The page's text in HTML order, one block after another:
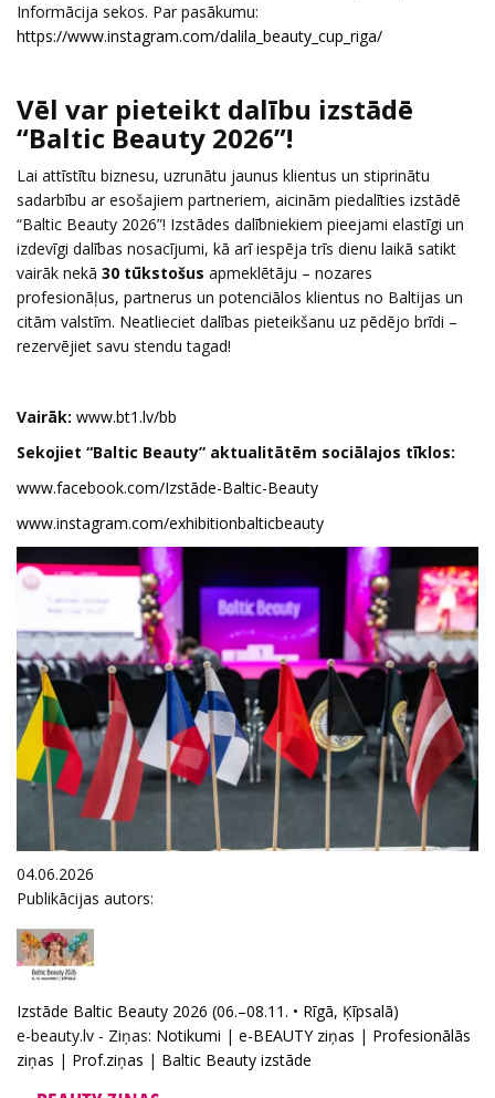
Informācija sekos. Par pasākumu:
https://www.instagram.com/dalila_beauty_cup_riga/
Vēl var pieteikt dalību izstādē
“Baltic Beauty 2026”!
Lai attīstītu biznesu, uzrunātu jaunus klientus un stiprinātu
sadarbību ar esošajiem partneriem, aicinām piedalīties izstādē
“Baltic Beauty 2026”! Izstādes dalībniekiem pieejami elastīgi un
izdevīgi dalības nosacījumi, kā arī iespēja trīs dienu laikā satikt
vairāk nekā 30 tūkstošus apmeklētāju – nozares
profesionāļus, partnerus un potenciālos klientus no Baltijas un
citām valstīm. Neatlieciet dalības pieteikšanu uz pēdējo brīdi –
rezervējiet savu stendu tagad!
Vairāk: www.bt1.lv/bb
Sekojiet “Baltic Beauty” aktualitātēm sociālajos tīklos:
www.facebook.com/Izstāde-Baltic-Beauty
www.instagram.com/exhibitionbalticbeauty
04.06.2026
Publikācijas autors:
Izstāde Baltic Beauty 2026 (06.–08.11. • Rīgā, Ķīpsalā)
e-beauty.lv - Ziņas: Notikumi | e-BEAUTY ziņas | Profesionālās
ziņas | Prof.ziņas | Baltic Beauty izstāde